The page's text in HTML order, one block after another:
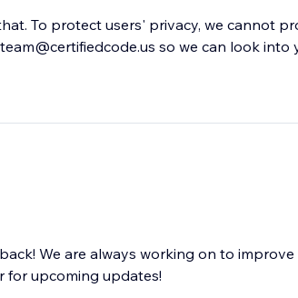
To protect users' privacy, we cannot
so we can look into
We are always working on to
for upcoming updates!